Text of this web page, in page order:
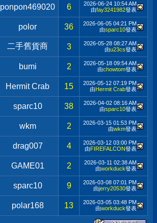
ponpon469020 6 2026-06-24 10:54 AM
由fay3241982發表
polor 36 2026-06-05 04:21 PM
由sparc10發表
二手舊貨商 3 2026-05-28 08:27 AM
由u23cs發表
bumi 2 2026-05-18 09:54 AM
由chowtom發表
Hermit Crab 15 2026-05-12 07:19 PM
由Hermit Crab發表
sparc10 38 2026-04-02 08:16 AM
由sparc10發表
wkm 2 2026-03-15 01:53 PM
由wkm發表
drag007 4 2026-03-12 03:00 PM
由FIREFALCON發表
GAME01 2 2026-03-11 02:38 AM
由workduck發表
sparc10 9 2026-03-08 07:01 PM
由jerry20530發表
polar168 13 2026-03-05 03:48 PM
由workduck發表